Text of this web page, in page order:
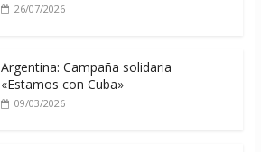
26/07/2026
Argentina: Campaña solidaria
«Estamos con Cuba»
09/03/2026